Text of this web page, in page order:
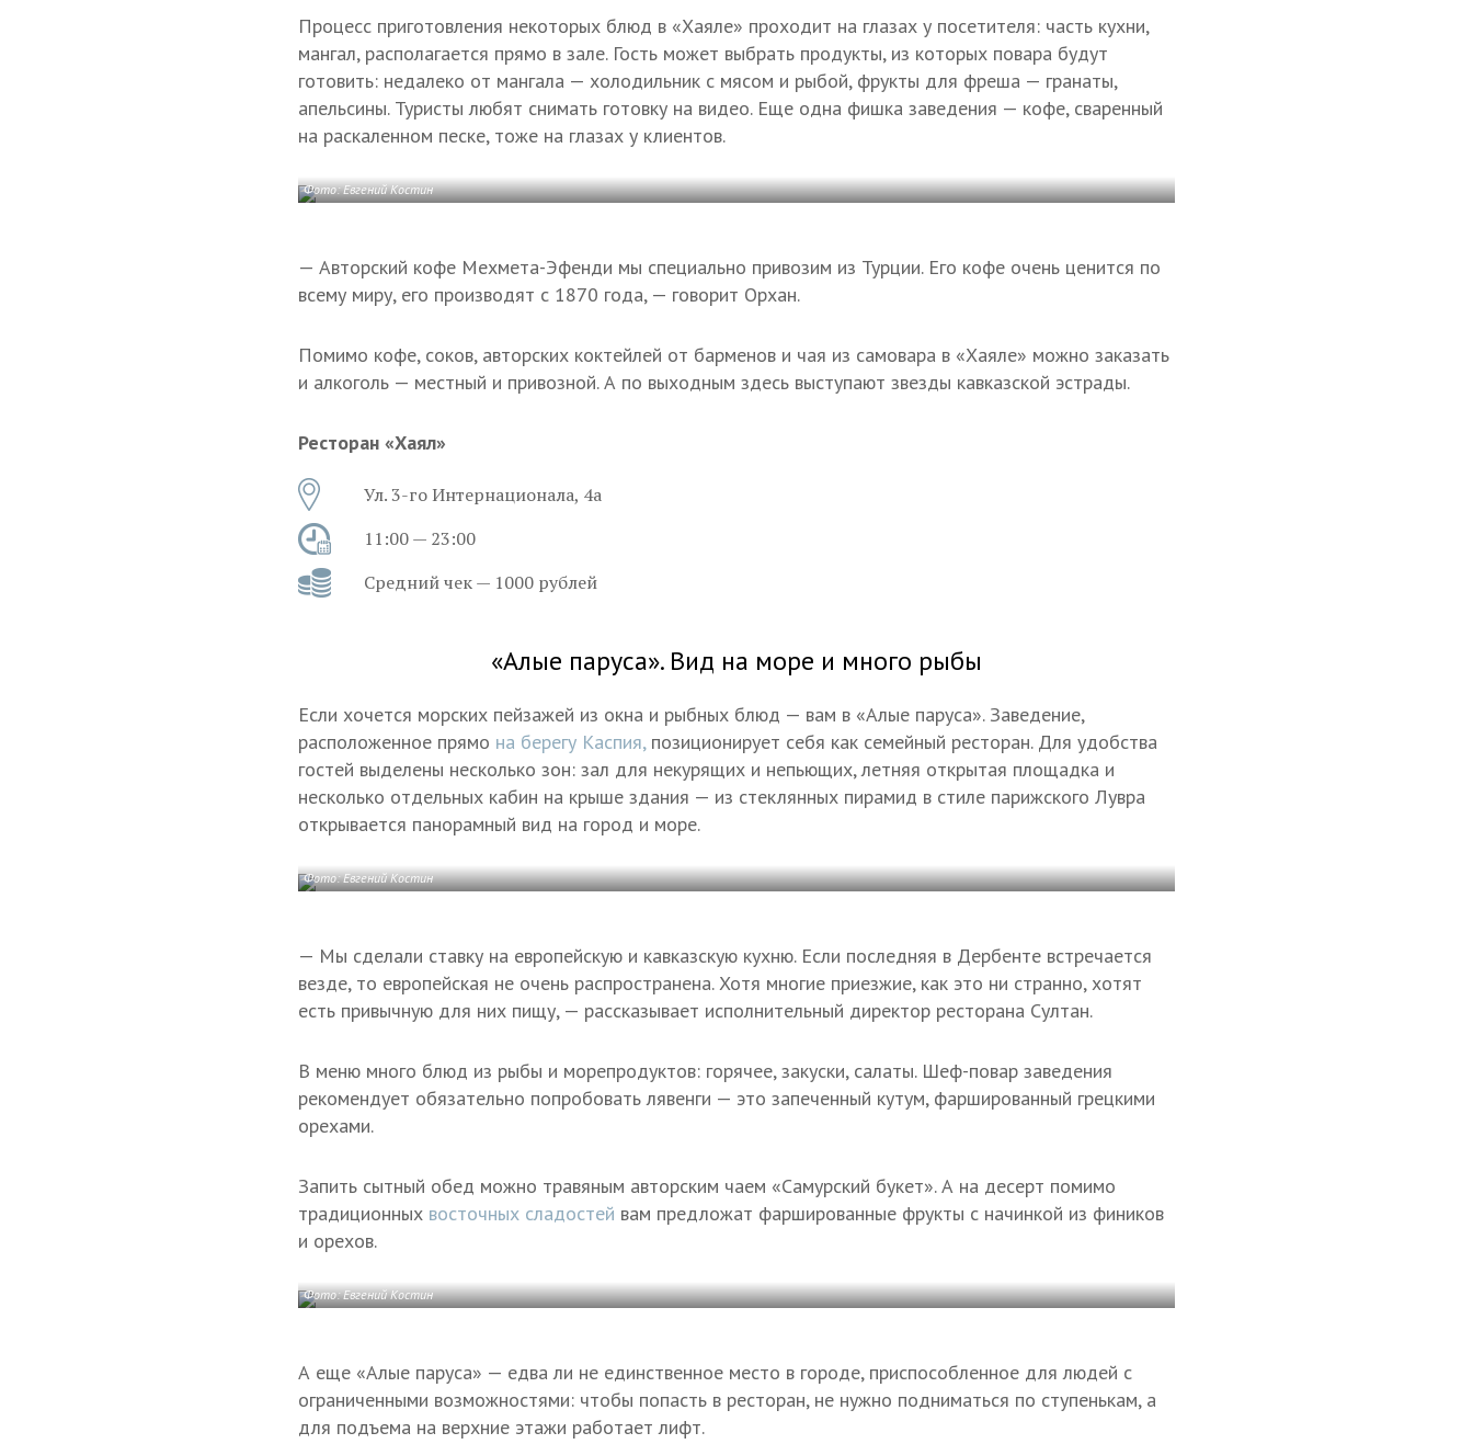
Процесс приготовления некоторых блюд в «Хаяле» проходит на глазах у посетителя: часть кухни,
мангал, располагается прямо в зале. Гость может выбрать продукты, из которых повара будут
готовить: недалеко от мангала — холодильник с мясом и рыбой, фрукты для фреша — гранаты,
апельсины. Туристы любят снимать готовку на видео. Еще одна фишка заведения — кофе, сваренный
на раскаленном песке, тоже на глазах у клиентов.
Фото: Евгений Костин
— Авторский кофе Мехмета-Эфенди мы специально привозим из Турции. Его кофе очень ценится по
всему миру, его производят с 1870 года, — говорит Орхан.
Помимо кофе, соков, авторских коктейлей от барменов и чая из самовара в «Хаяле» можно заказать
и алкоголь — местный и привозной. А по выходным здесь выступают звезды кавказской эстрады.
Ресторан «Хаял»
Ул. 3-го Интернационала, 4а
11:00 — 23:00
Средний чек — 1000 рублей
«Алые паруса». Вид на море и много рыбы
Если хочется морских пейзажей из окна и рыбных блюд — вам в «Алые паруса». Заведение,
расположенное прямо на берегу Каспия,позиционирует себя как семейный ресторан. Для удобства
гостей выделены несколько зон: зал для некурящих и непьющих, летняя открытая площадка и
несколько отдельных кабин на крыше здания — из стеклянных пирамид в стиле парижского Лувра
открывается панорамный вид на город и море.
Фото: Евгений Костин
— Мы сделали ставку на европейскую и кавказскую кухню. Если последняя в Дербенте встречается
везде, то европейская не очень распространена. Хотя многие приезжие, как это ни странно, хотят
есть привычную для них пищу, — рассказывает исполнительный директор ресторана Султан.
В меню много блюд из рыбы и морепродуктов: горячее, закуски, салаты. Шеф-повар заведения
рекомендует обязательно попробовать лявенги — это запеченный кутум, фаршированный грецкими
орехами.
Запить сытный обед можно травяным авторским чаем «Самурский букет». А на десерт помимо
традиционных восточных сладостей вам предложат фаршированные фрукты с начинкой из фиников
и орехов.
Фото: Евгений Костин
А еще «Алые паруса» — едва ли не единственное место в городе, приспособленное для людей с
ограниченными возможностями: чтобы попасть в ресторан, не нужно подниматься по ступенькам, а
для подъема на верхние этажи работает лифт.